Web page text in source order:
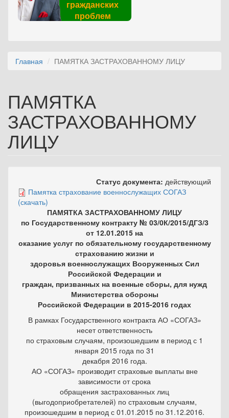
гражданских
проблем
Главная ПАМЯТКА ЗАСТРАХОВАННОМУ ЛИЦУ
ПАМЯТКА
ЗАСТРАХОВАННОМУ
ЛИЦУ
Статус документа: действующий
Памятка страхование военнослужащих СОГАЗ
(скачать)
ПАМЯТКА ЗАСТРАХОВАННОМУ ЛИЦУ
по Государственному контракту № 03/0К/2015/ДГЗ/3
от 12.01.2015 на
оказание услуг по обязательному государственному
страхованию жизни и
здоровья военнослужащих Вооруженных Сил
Российской Федерации и
граждан, призванных на военные сборы, для нужд
Министерства обороны
Российской Федерации в 2015-2016 годах
В рамках Государственного контракта АО «СОГАЗ»
несет ответственность
по страховым случаям, произошедшим в период с 1
января 2015 года по 31
декабря 2016 года.
АО «СОГАЗ» производит страховые выплаты вне
зависимости от срока
обращения застрахованных лиц
(выгодоприобретателей) по страховым случаям,
произошедшим в период с 01.01.2015 по 31.12.2016.